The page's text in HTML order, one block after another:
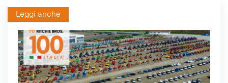
Leggi anche